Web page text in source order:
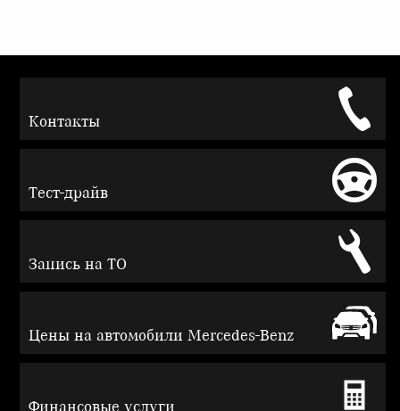
Контакты
Тест-драйв
Запись на ТО
Цены на автомобили Mercedes-Benz
Финансовые услуги